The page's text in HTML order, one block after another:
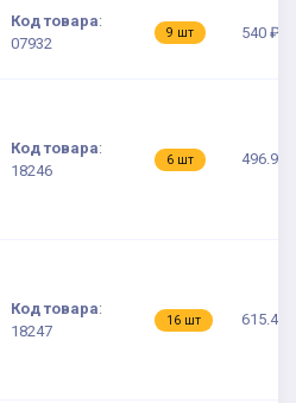
Код товара:
07932
9 шт 540 ₽
Код товара:
18246
6 шт 496.97
Код товара:
18247
16 шт 615.48